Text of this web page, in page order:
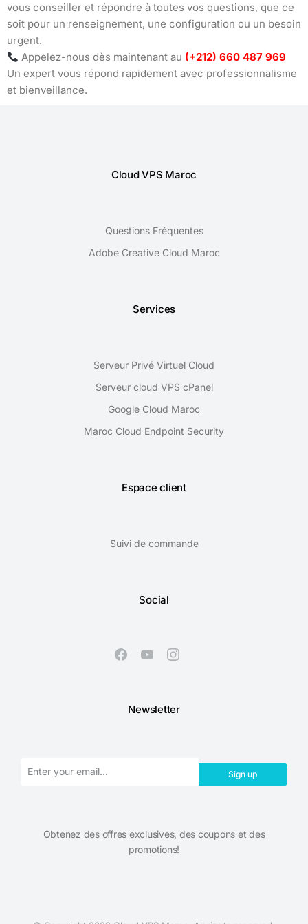
vous conseiller et répondre à toutes vos questions, que ce
soit pour un renseignement, une configuration ou un besoin
urgent.
Appelez-nous dès maintenant au (+212) 660 487 969
Un expert vous répond rapidement avec professionnalisme
et bienveillance.
Cloud VPS Maroc
Questions Fréquentes
Adobe Creative Cloud Maroc
Services
Serveur Privé Virtuel Cloud
Serveur cloud VPS cPanel
Google Cloud Maroc
Maroc Cloud Endpoint Security
Espace client
Suivi de commande
Social
Newsletter
Sign up
Obtenez des offres exclusives, des coupons et des
promotions!​